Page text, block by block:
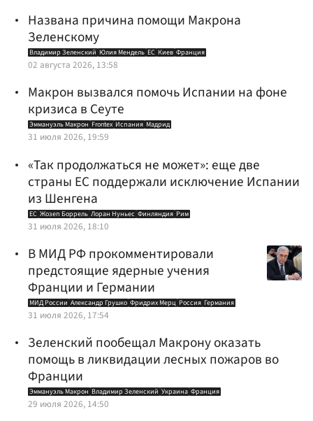
Названа причина помощи Макрона
Зеленскому
Владимир Зеленский Юлия Мендель ЕС Киев Франция
02 августа 2026, 13:58
Макрон вызвался помочь Испании на фоне
кризиса в Сеуте
Эммануэль Макрон Frontex Испания Мадрид
31 июля 2026, 19:59
«Так продолжаться не может»: еще две
страны ЕС поддержали исключение Испании
из Шенгена
ЕС Жозеп Боррель Лоран Нуньес Финляндия Рим
31 июля 2026, 18:10
В МИД РФ прокомментировали
предстоящие ядерные учения
Франции и Германии
МИД России Александр Грушко Фридрих Мерц Россия Германия
31 июля 2026, 17:54
Зеленский пообещал Макрону оказать
помощь в ликвидации лесных пожаров во
Франции
Эммануэль Макрон Владимир Зеленский Украина Франция
29 июля 2026, 14:50